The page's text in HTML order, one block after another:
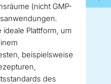
(nicht GMP-
Plattform, um
beispielsweise
des